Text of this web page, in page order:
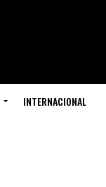
INTERNACIONAL